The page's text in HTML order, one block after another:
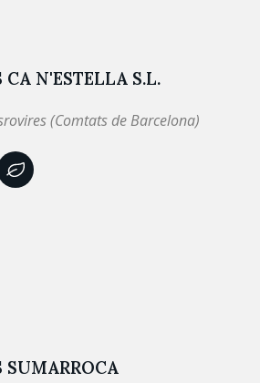
CA N'ESTELLA S.L.
(Comtats de Barcelona)
SUMARROCA